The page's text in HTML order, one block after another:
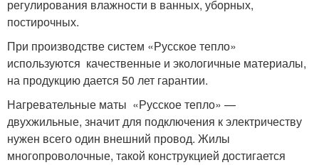
регулирования влажности в ванных, уборных,
постирочных.
При производстве систем «Русское тепло»
используются качественные и экологичные материалы,
на продукцию дается 50 лет гарантии.
Нагревательные маты «Русское тепло» —
двухжильные, значит для подключения к электричеству
нужен всего один внешний провод. Жилы
многопроволочные, такой конструкцией достигается